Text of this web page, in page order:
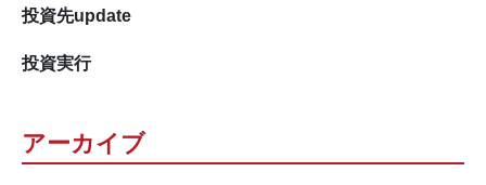
投資先update
投資実行
アーカイブ